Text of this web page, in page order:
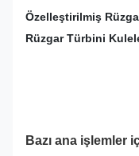
Özelleştirilmiş
Rüzgar Türbini
Bazı ana işlemler